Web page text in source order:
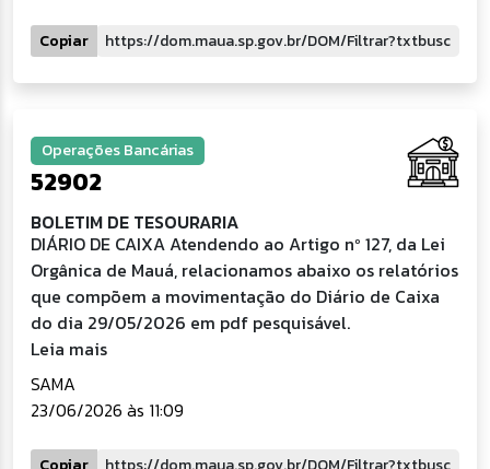
Copiar
Operações Bancárias
52902
BOLETIM DE TESOURARIA
DIÁRIO DE CAIXA Atendendo ao Artigo nº 127, da Lei
Orgânica de Mauá, relacionamos abaixo os relatórios
que compõem a movimentação do Diário de Caixa
do dia 29/05/2026 em pdf pesquisável.
Leia mais
SAMA
23/06/2026 às 11:09